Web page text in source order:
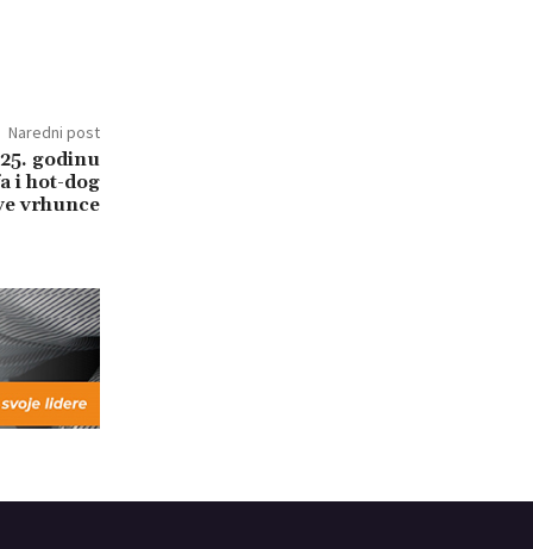
Naredni post
godinu
i hot-dog
vrhunce